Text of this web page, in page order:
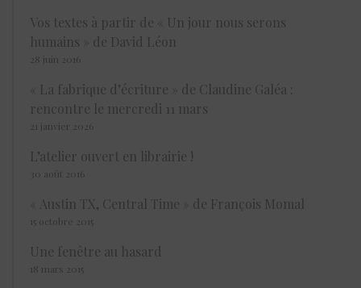
Vos textes à partir de « Un jour nous serons
humains » de David Léon
28 juin 2016
« La fabrique d’écriture » de Claudine Galéa :
rencontre le mercredi 11 mars
21 janvier 2026
L’atelier ouvert en librairie !
30 août 2016
« Austin TX, Central Time » de François Momal
15 octobre 2015
Une fenêtre au hasard
18 mars 2015